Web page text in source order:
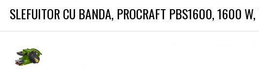
SLEFUITOR CU BANDA, PROCRAFT PBS1600, 1600